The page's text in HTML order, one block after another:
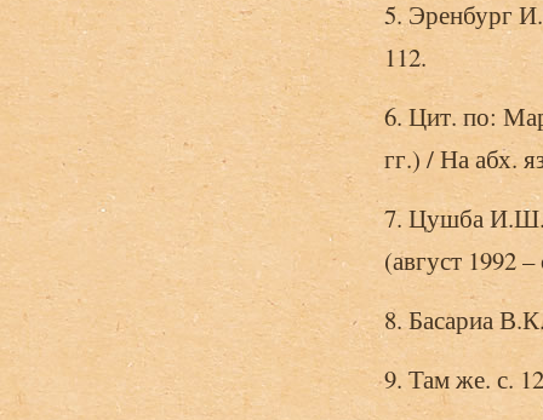
5. Эренбург
112.
6. Цит. по:
гг.) / На абх.
7. Цушба И.Ш.
(август 1992
8. Басариа
9. Там же. с.